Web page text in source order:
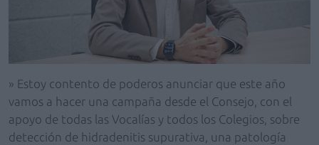
» Estoy contento de poderos anunciar que este año
vamos a hacer una campaña desde el Consejo, con el
apoyo de todas las Vocalías y todos los Colegios, sobre
detección de hidradenitis supurativa, una patología